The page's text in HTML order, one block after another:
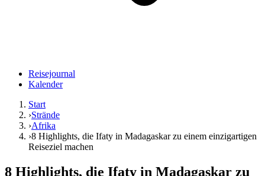
Reisejournal
Kalender
Start
›Strände
›Afrika
›8 Highlights, die Ifaty in Madagaskar zu einem einzigartigen
Reiseziel machen
8 Highlights, die Ifaty in Madagaskar zu